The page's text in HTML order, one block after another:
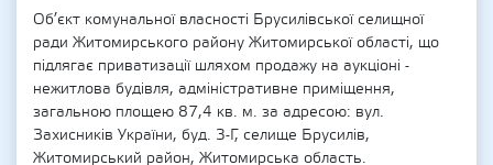
Об’єкт комунальної власності Брусилівської селищної
ради Житомирського району Житомирської області, що
підлягає приватизації шляхом продажу на аукціоні -
нежитлова будівля, адміністративне приміщення,
загальною площею 87,4 кв. м. за адресою: вул.
Захисників України, буд. 3-Г, селище Брусилів,
Житомирський район, Житомирська область.